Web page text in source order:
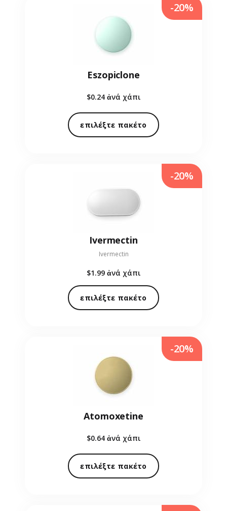
Eszopiclone
$0.24 ἀνά χάπι
επιλέξτε πακέτο
-20%
Ivermectin
Ivermectin
$1.99 ἀνά χάπι
επιλέξτε πακέτο
-20%
Atomoxetine
$0.64 ἀνά χάπι
επιλέξτε πακέτο
-20%